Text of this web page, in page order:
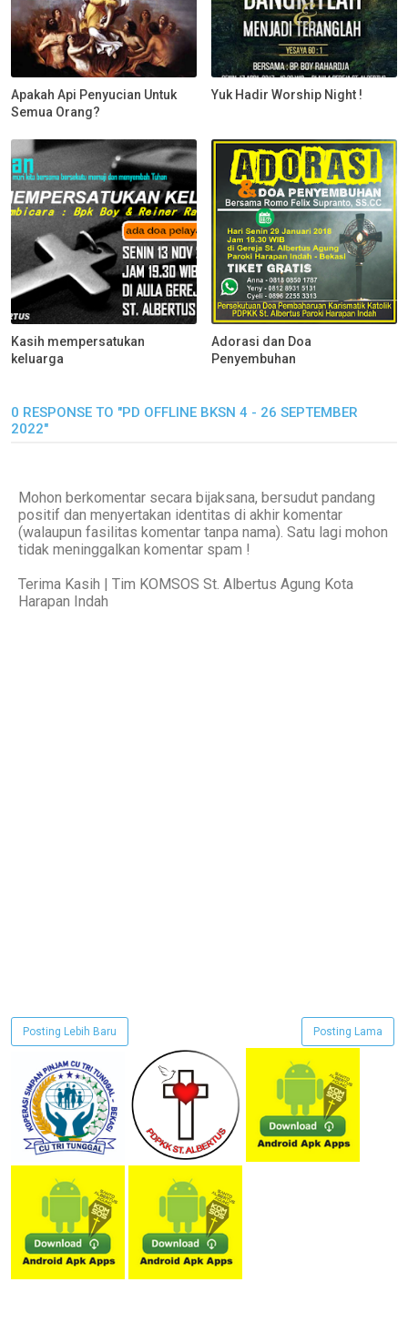
Apakah Api Penyucian Untuk
Semua Orang?
Yuk Hadir Worship Night !
Kasih mempersatukan
keluarga
Adorasi dan Doa
Penyembuhan
0 RESPONSE TO "PD OFFLINE BKSN 4 - 26 SEPTEMBER
2022"
Mohon berkomentar secara bijaksana, bersudut pandang
positif dan menyertakan identitas di akhir komentar
(walaupun fasilitas komentar tanpa nama). Satu lagi mohon
tidak meninggalkan komentar spam !
Terima Kasih | Tim KOMSOS St. Albertus Agung Kota
Harapan Indah
Posting Lebih Baru Posting Lama